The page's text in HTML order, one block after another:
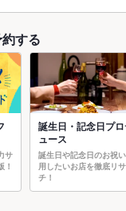
する
サ
！
誕生日・記念日プ
ュース
誕生日や記念日のお祝
用したいお店を徹底リ
チ！